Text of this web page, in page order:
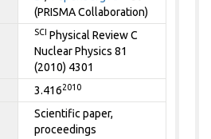
(PRISMA Collaboration)
SCI Physical Review C
Nuclear Physics 81
(2010) 4301
3.4162010
Scientific paper,
proceedings